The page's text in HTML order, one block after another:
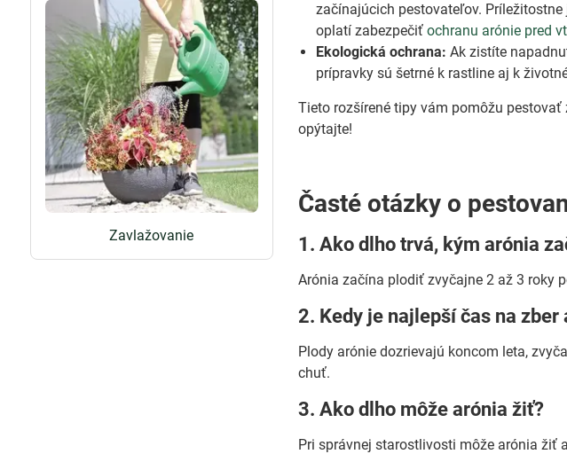
začínajúcich pestovateľov.
oplatí zabezpečiťochranu arónie pred
Ekologická ochrana: Ak zistíte
prípravky sú šetrné k rastline aj k
Tieto rozšírené tipy vám pomôžu
opýtajte!
Časté otázky o
1. Ako dlho trvá, kým arónia
Arónia začína plodiť zvyčajne 2 až 3 roky
2. Kedy je najlepší čas na zber
Plody arónie dozrievajú koncom leta,
chuť.
3. Ako dlho môže arónia žiť?
Pri správnej starostlivosti môže arónia žiť
Zavlažovanie